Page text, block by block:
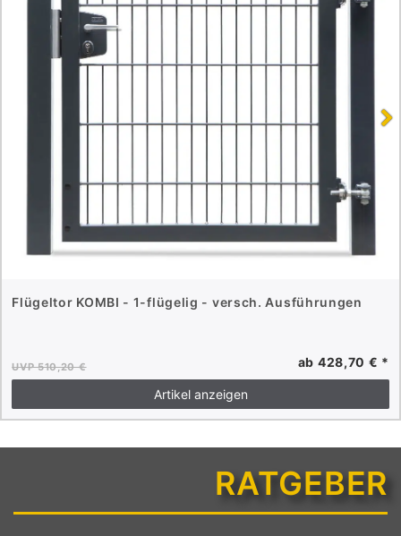
Flügeltor KOMBI - 1-flügelig - versch. Ausführungen
UVP 510,20 € ab 428,70 € *
Artikel anzeigen
RATGEBER